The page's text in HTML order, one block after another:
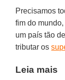
Precisamos
fim do
um país tão
tributar os
Leia mais